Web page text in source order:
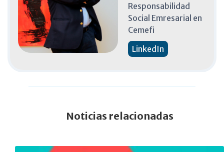
Responsabilidad
Social Emresarial en
Cemefi
LinkedIn
Noticias relacionadas